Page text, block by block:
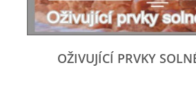
OŽIVUJÍCÍ PRVKY